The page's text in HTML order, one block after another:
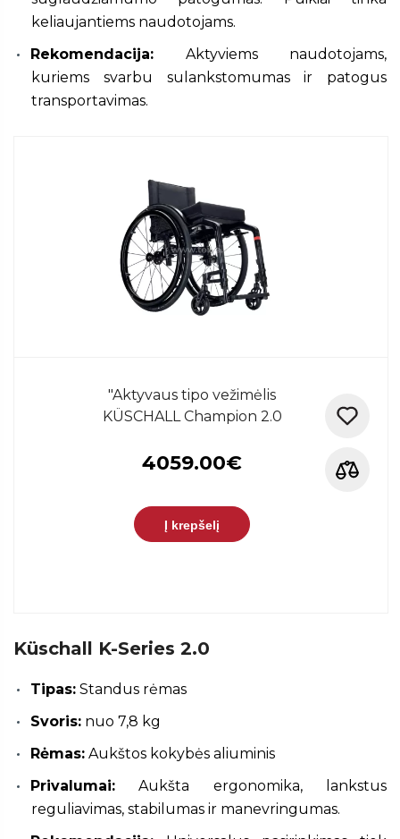
keliaujantiems naudotojams.
Rekomendacija: Aktyviems naudotojams,
kuriems svarbu sulankstomumas ir patogus
transportavimas.
"Aktyvaus tipo vežimėlis
KÜSCHALL Champion 2.0
4059.00€
Į krepšelį
Küschall K-Series 2.0
Tipas: Standus rėmas
Svoris: nuo 7,8 kg
Rėmas: Aukštos kokybės aliuminis
Privalumai: Aukšta ergonomika, lankstus
reguliavimas, stabilumas ir manevringumas.